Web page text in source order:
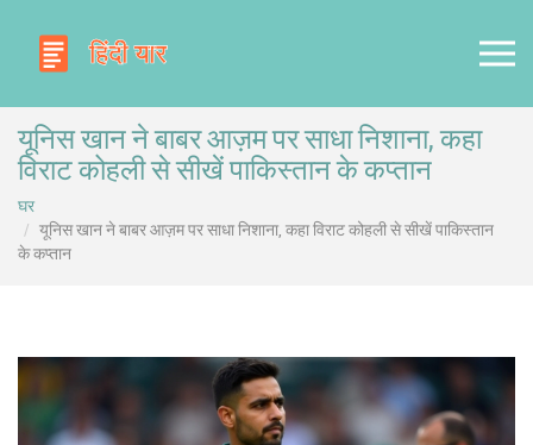
यूनिस खान ने बाबर आज़म पर साधा निशाना, कहा
विराट कोहली से सीखें पाकिस्तान के कप्तान
घर
यूनिस खान ने बाबर आज़म पर साधा निशाना, कहा विराट कोहली से सीखें पाकिस्तान
के कप्तान